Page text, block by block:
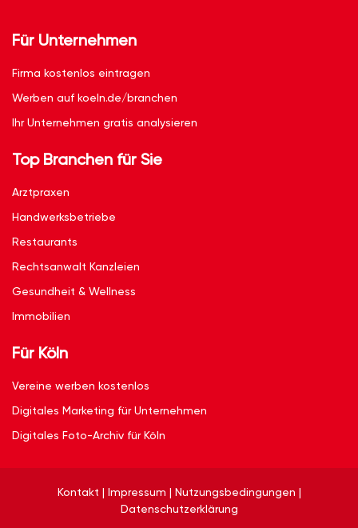
Für Unternehmen
Firma kostenlos eintragen
Werben auf koeln.de/branchen
Ihr Unternehmen gratis analysieren
Top Branchen für Sie
Arztpraxen
Handwerksbetriebe
Restaurants
Rechtsanwalt Kanzleien
Gesundheit & Wellness
Immobilien
Für Köln
Vereine werben kostenlos
Digitales Marketing für Unternehmen
Digitales Foto-Archiv für Köln
Kontakt | Impressum | Nutzungsbedingungen |
Datenschutzerklärung